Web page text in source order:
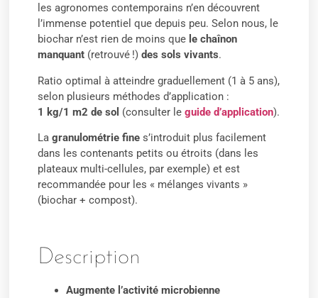
les agronomes contemporains n’en découvrent
l’immense potentiel que depuis peu. Selon nous, le
biochar n’est rien de moins que le chaînon
manquant (retrouvé !)des sols vivants.
Ratio optimal à atteindre graduellement (1 à 5 ans),
selon plusieurs méthodes d’application :
1 kg/1 m2 de sol (consulter leguide d’application).
Lagranulométrie fine s’introduit plus facilement
dans les contenants petits ou étroits (dans les
plateaux multi-cellules, par exemple) et est
recommandée pour les « mélanges vivants »
(biochar + compost).
Description
Augmente l’activité microbienne